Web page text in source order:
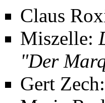
Claus
Miszelle:
"Der
Gert Zech: